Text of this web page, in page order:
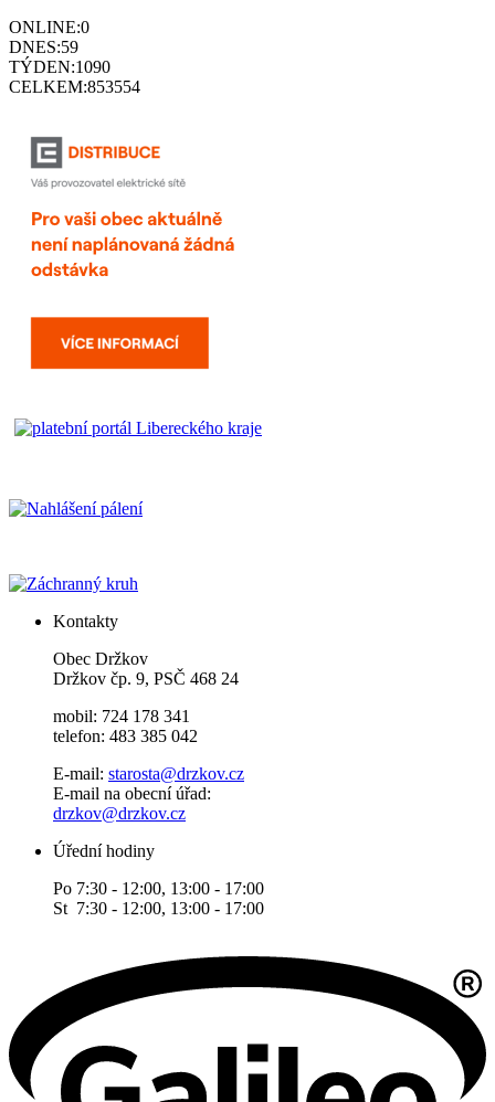
ONLINE:0
DNES:59
TÝDEN:1090
CELKEM:853554
Kontakty
Obec Držkov
Držkov čp. 9, PSČ 468 24
mobil: 724 178 341
telefon: 483 385 042
E-mail: starosta@drzkov.cz
E-mail na obecní úřad:
drzkov@drzkov.cz
Úřední hodiny
Po 7:30 - 12:00, 13:00 - 17:00
St 7:30 - 12:00, 13:00 - 17:00